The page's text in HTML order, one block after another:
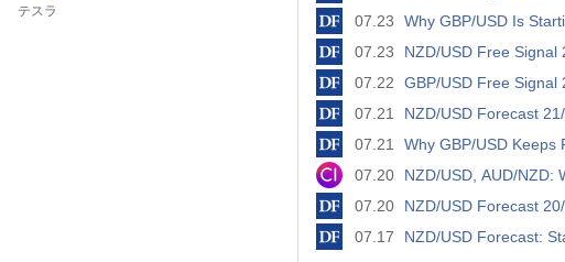
テスラ
07.23
Why GBP/USD Is
07.23
NZD/USD Free Signal
07.22
GBP/USD Free Signal
07.21
NZD/USD Forecast
07.21
Why GBP/USD Keeps
07.20
NZD/USD, AUD/NZD:
07.20
NZD/USD Forecast
07.17
NZD/USD Forecast: